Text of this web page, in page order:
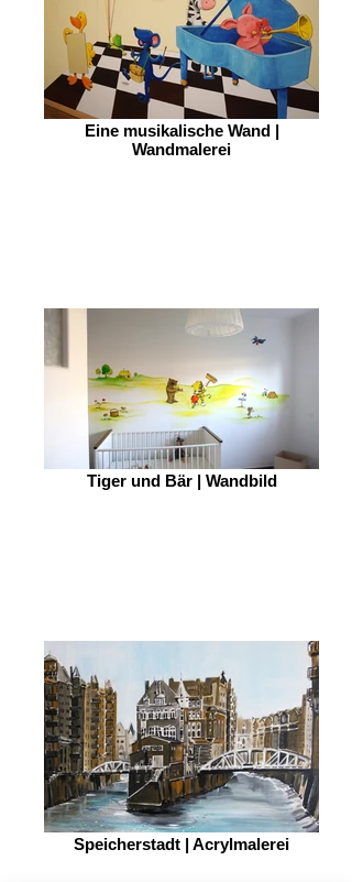
Eine musikalische Wand |
Wandmalerei
Tiger und Bär | Wandbild
Speicherstadt | Acrylmalerei